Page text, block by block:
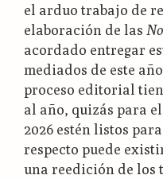
el arduo trabajo de
elaboración de las
acordado entregar
mediados de este
proceso editorial
al año, quizás para
2026 estén listos
respecto puede
una reedición de los